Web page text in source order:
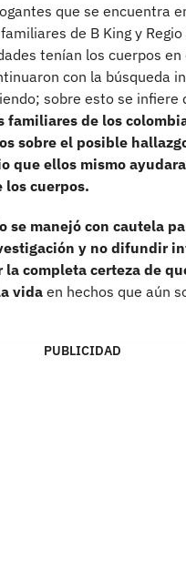
que se encuentra
de B King y
tenían los cuerpos en
con la búsqueda
sobre esto se infiere
familiares de los
sobre el posible
que ellos mismo
cuerpos.
se manejó con cautela
y no difundir
la completa certeza de
vida en hechos que aún
PUBLICIDAD